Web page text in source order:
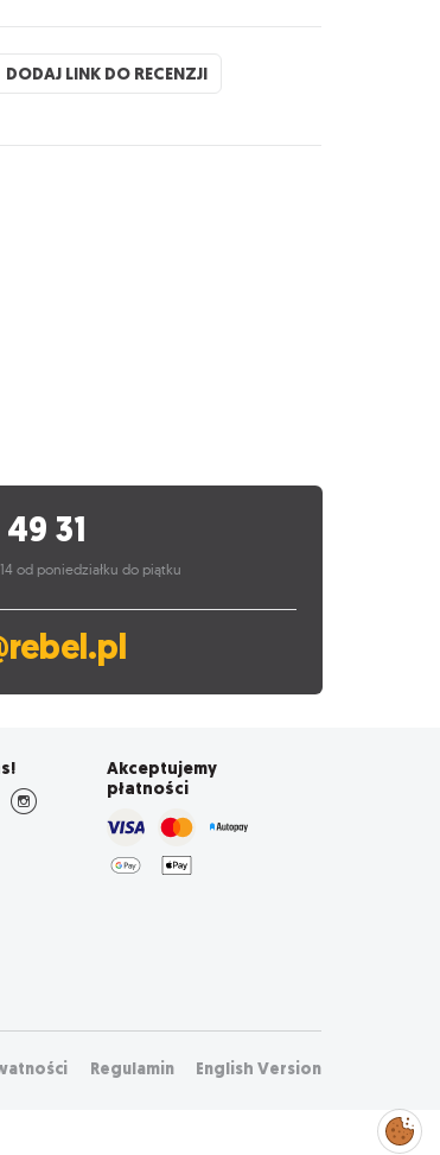
DODAJ LINK DO RECENZJI
31
od poniedziałku do piątku
Akceptujemy
płatności
Regulamin English Version
Zarządzaj
preferencjami
cookies